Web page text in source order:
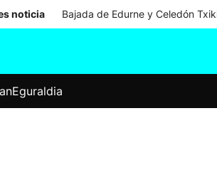
noticia Bajada de Edurne y Celedón
Eguraldia